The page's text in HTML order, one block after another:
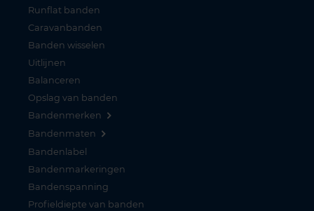
Runflat banden
Caravanbanden
Banden wisselen
Uitlijnen
Balanceren
Opslag van banden
Bandenmerken
Bandenmaten
Bandenlabel
Bandenmarkeringen
Bandenspanning
Profieldiepte van banden